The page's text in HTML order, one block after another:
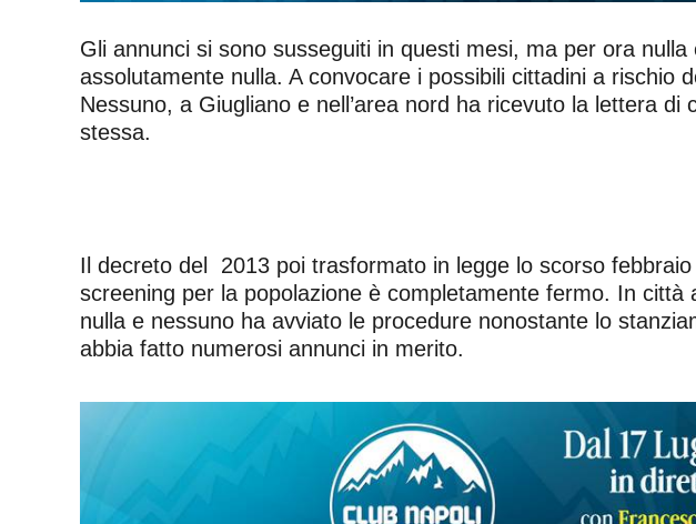
Gli annunci si sono susseguiti in questi mesi, ma per ora
assolutamente nulla. A convocare i possibili cittadini a rischio
Nessuno, a Giugliano e nell’area nord ha ricevuto la lettera
stessa.
Il decreto del 2013 poi trasformato in legge lo scorso
screening per la popolazione è completamente fermo. In
nulla e nessuno ha avviato le procedure nonostante lo
abbia fatto numerosi annunci in merito.